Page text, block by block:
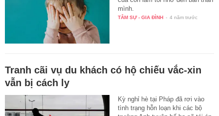
mình.
TÂM SỰ - GIA ĐÌNH - 4 năm trước
Tranh cãi vụ du khách có hộ chiếu vắc-xin
vẫn bị cách ly
Kỳ nghỉ hè tại Pháp đã rơi vào
tình trạng hỗn loạn khi các bộ